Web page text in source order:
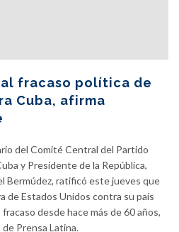
fracaso política de
Cuba, afirma
del Comité Central del Partido
y Presidente de la República,
Bermúdez, ratificó este jueves que
de Estados Unidos contra su país
desde hace más de 60 años,
Prensa Latina.